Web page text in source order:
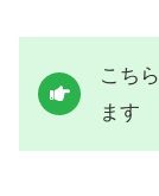
こち
ます